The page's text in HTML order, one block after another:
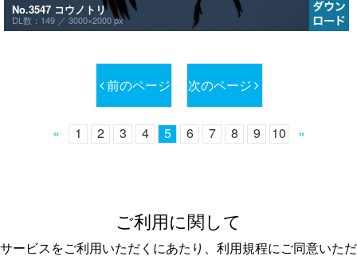
No.3547 コウノトリ
DL数：149 ／ 3000×2000 px
前のページ 次のページ
« 1 2 3 4 5 6 7 8 9 10 »
ご利用に関して
サービスをご利用いただくにあたり、利用規程にご同意いただ